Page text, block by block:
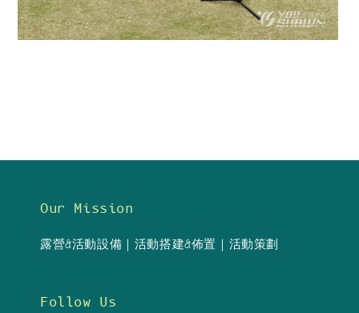
Our Mission
露營&活動設備｜活動搭建&佈置｜活動策劃
Follow Us